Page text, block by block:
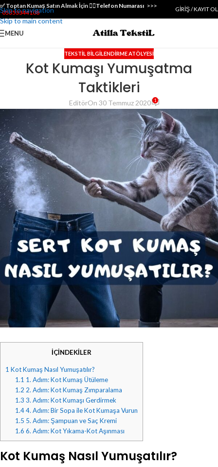
Skip to navigation
Skip to main content
✅️ Toptan Kumaş Satın Almak İçin 👇🏻Telefon Numarası >>>
05353344108
GIRIŞ / KAYIT OL
MENU
TEKSTIL BILGILENDIRME ATÖLYESI
Kot Kumaşı Yumuşatma
Taktikleri
EditörOn 30 Temmuz 2020 1
İÇİNDEKİLER
1 Kot Kumaş Nasıl Yumuşatılır?
1.1 1. Adım: Kot Kumaş Ütüleme
1.2 2. Adım: Kot Kumaş Zımparalama
1.3 3. Adım: Kot Kumaşı Gerdirmek
1.44. Adım: Bir Sopa ile Kot Kumaşa Vurun
1.5 5. Adım: Şampuan ve Saç Kremi
1.6 6. Adım: Kot Yıkama-Kot Aşınması
Kot Kumaş Nasıl Yumuşatılır?